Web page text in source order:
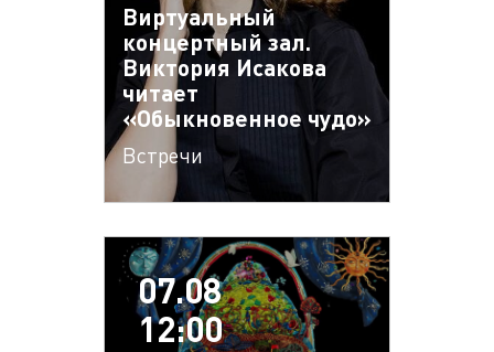
Виртуальный
концертный зал.
Виктория Исакова
читает
«Обыкновенное чудо»
Встречи
07.08
12:00